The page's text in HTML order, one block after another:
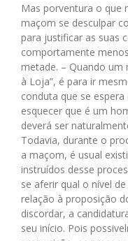
Mas porventura o que
maçom se desculpar
para justificar as suas
comportamente
metade. – Quando um
à Loja”, é para ir
conduta que se
esquecer que é um
deverá ser
Todavia, durante o
a maçom, é usual
instruídos desse
se aferir qual o nível
relação à proposição
discordar, a
seu início. Pois